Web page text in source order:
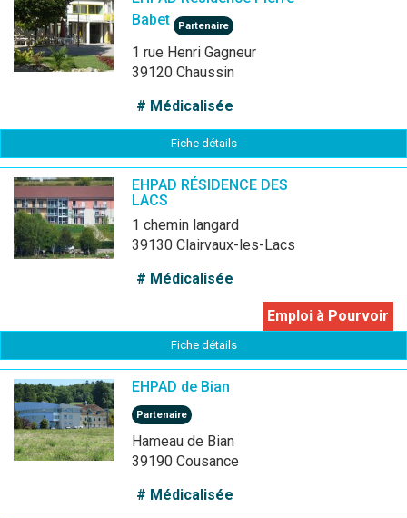
Babet
Partenaire
1 rue Henri Gagneur
39120 Chaussin
# Médicalisée
Fiche détails
EHPAD RÉSIDENCE DES
LACS
1 chemin langard
39130 Clairvaux-les-Lacs
# Médicalisée
Emploi à Pourvoir
Fiche détails
EHPAD de Bian
Partenaire
Hameau de Bian
39190 Cousance
# Médicalisée